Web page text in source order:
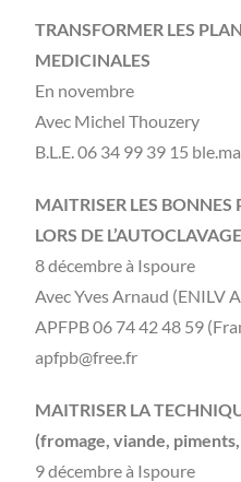
TRANSFORMER LES
MEDICINALES
En novembre
Avec Michel Thouzery
B.L.E. 06 34 99 39 15
MAITRISER LES BONNES
LORS DE L’AUTOCLAVAGE
8 décembre à Ispoure
Avec Yves Arnaud (ENILV
APFPB 06 74 42 48 59
apfpb@free.fr
MAITRISER LA
(fromage, viande, piments,
9 décembre à Ispoure